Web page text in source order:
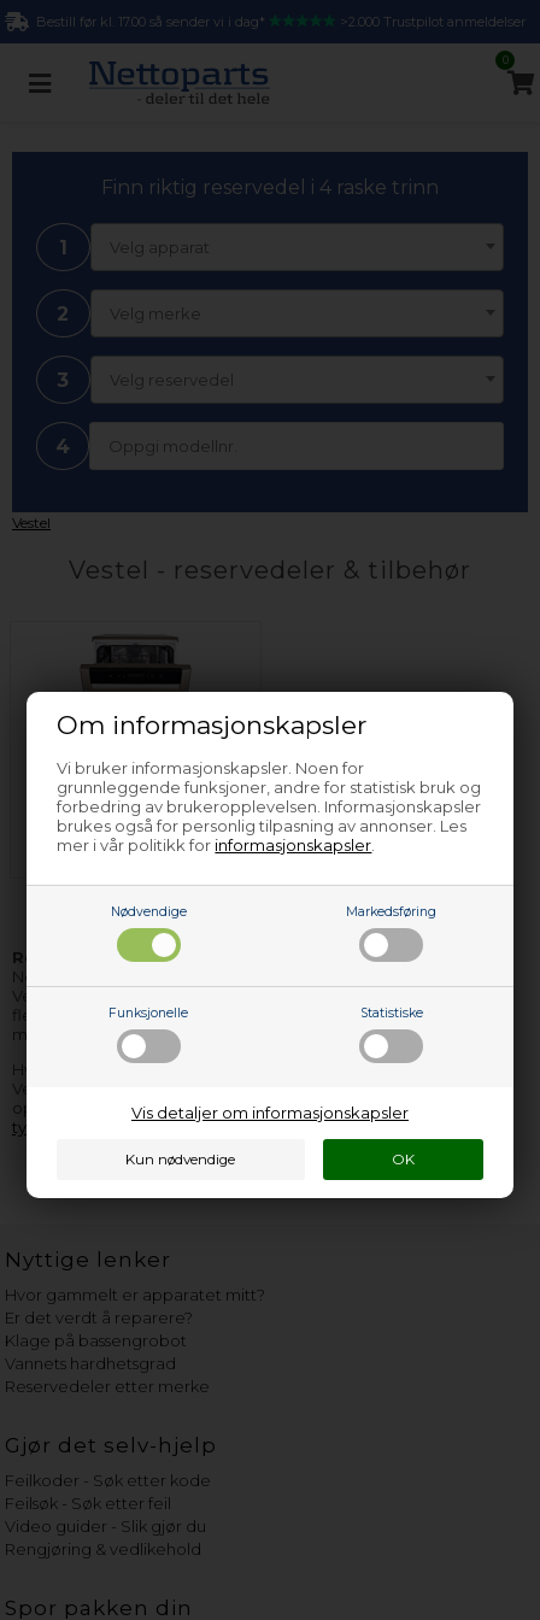
Om informasjonskapsler
Vi bruker informasjonskapsler. Noen for
grunnleggende funksjoner, andre for statistisk bruk og
forbedring av brukeropplevelsen. Informasjonskapsler
brukes også for personlig tilpasning av annonser. Les
mer i vår politikk for informasjonskapsler
Nødvendige Markedsføring
Funksjonelle Statistiske
Vis detaljer om informasjonskapsler
Bestill før kl. 17.00 så sender vi i dag* >2.000 Trustpilot anmeldelser
0
Finn riktig reservedel i 4 raske trinn
1 Velg apparat
2 Velg merke
3 Velg reservedel
4
Vestel
Vestel - reservedeler & tilbehør
Oppvaskmaskin
Vestel
Reservedeler og tilbehør til Vestel
hvitevarer finner du hos
Nettoparts. Vi har et stort lager av reservedeler til stort sett alle
Vestel apparater, og de delene vi ikke har på lager, kan vi i de
fleste tilfellene skaffe hjem, så raskt, at du ikke behøver vente
mere enn få dager på levering.
Hvis du har bruk for hjelp til å finne korrekte reservedeler til ditt
Vestel apparat, er du velkommen til å
opplyse så mange informasjoner som overhodet mulig fra
typeskiltet
Nyttige lenker
Hvor gammelt er apparatet mitt?
Er det verdt å reparere?
Klage på bassengrobot
Vannets hardhetsgrad
Reservedeler etter merke
Gjør det selv-hjelp
Feilkoder - Søk etter kode
Feilsøk - Søk etter feil
Video guider - Slik gjør du
Rengjøring & vedlikehold
Spor pakken din